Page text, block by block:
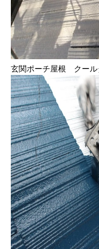
玄関ポーチ屋根 クール